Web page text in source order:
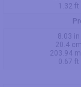
1.32 ft
8.03 in
20.4 cm
203.94
0.67 ft